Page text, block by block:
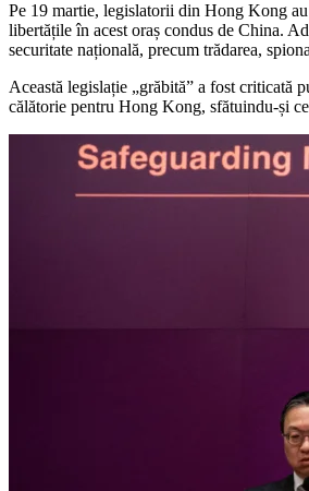
Pe 19 martie, legislatorii din Hong Kong
libertățile în acest oraș condus de China.
securitate națională, precum trădarea,
Această legislație „grăbită” a fost criticată
călătorie pentru Hong Kong, sfătuindu-și